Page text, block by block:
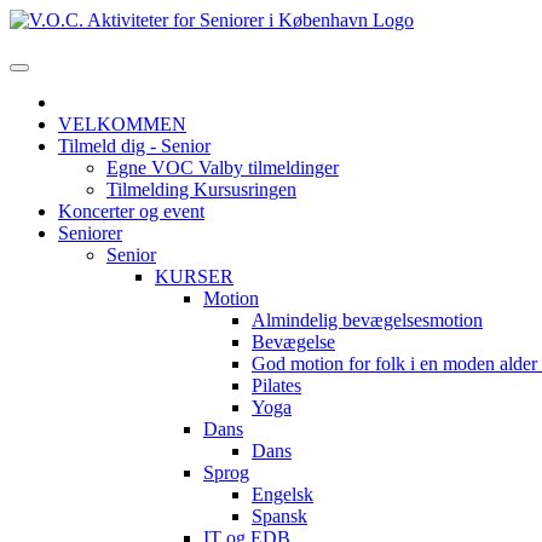
VELKOMMEN
Tilmeld dig - Senior
Egne VOC Valby tilmeldinger
Tilmelding Kursusringen
Koncerter og event
Seniorer
Senior
KURSER
Motion
Almindelig bevægelsesmotion
Bevægelse
God motion for folk i en moden
Pilates
Yoga
Dans
Dans
Sprog
Engelsk
Spansk
IT og EDB